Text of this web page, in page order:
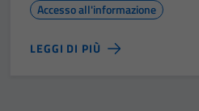
Accesso all'informazione
LEGGI DI PIÙ